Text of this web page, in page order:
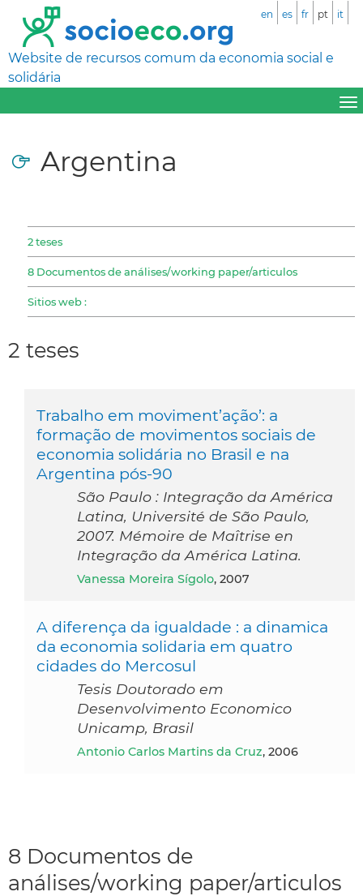
Website de recursos comum da economia social e
solidária
en es fr pt it
Argentina
2 teses
8 Documentos de análises/working paper/articulos
Sitios web :
2 teses
Trabalho em moviment’ação’: a
formação de movimentos sociais de
economia solidária no Brasil e na
Argentina pós-90
São Paulo : Integração da América
Latina, Université de São Paulo,
2007. Mémoire de Maîtrise en
Integração da América Latina.
Vanessa Moreira Sígolo, 2007
A diferença da igualdade : a dinamica
da economia solidaria em quatro
cidades do Mercosul
Tesis Doutorado em
Desenvolvimento Economico
Unicamp, Brasil
Antonio Carlos Martins da Cruz, 2006
8 Documentos de
análises/working paper/articulos